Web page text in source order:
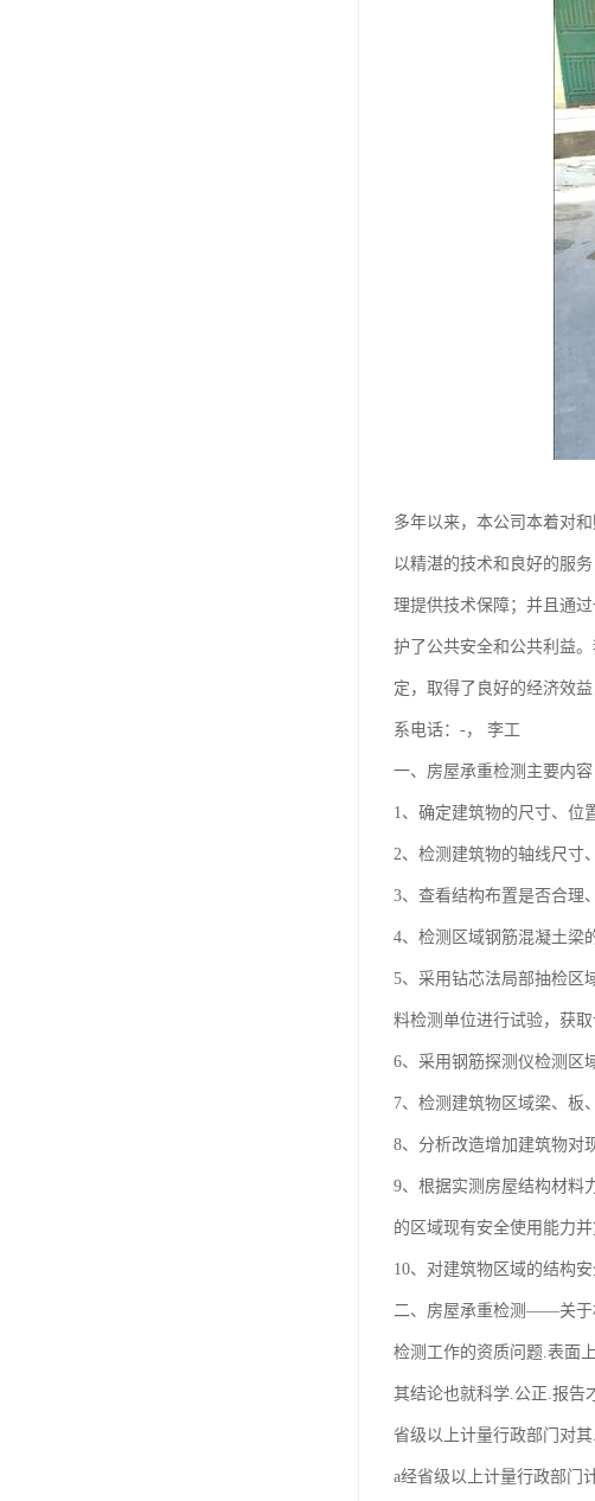
多年以来，本公司本着对
以精湛的技术和良好的服
理提供技术保障；并且通
护了公共安全和公共利益
定，取得了良好的经济效
系电话：-， 李工
一、房屋承重检测主要内容
1、确定建筑物的尺寸、位
2、检测建筑物的轴线尺寸
3、查看结构布置是否合理
4、检测区域钢筋混凝土梁
5、采用钻芯法局部抽检区
料检测单位进行试验，获
6、采用钢筋探测仪检测区
7、检测建筑物区域梁、板
8、分析改造增加建筑物对
9、根据实测房屋结构材料
的区域现有安全使用能力并
10、对建筑物区域的结构
二、房屋承重检测——关于
检测工作的资质问题.表面
其结论也就科学.公正.报告
省级以上计量行政部门对
a经省级以上计量行政部门